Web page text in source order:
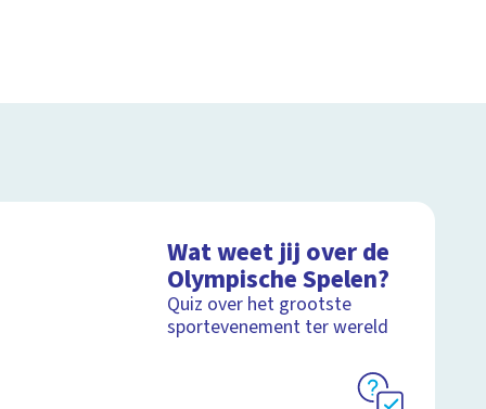
Wat weet jij over de
Olympische Spelen?
Quiz over het grootste
sportevenement ter wereld